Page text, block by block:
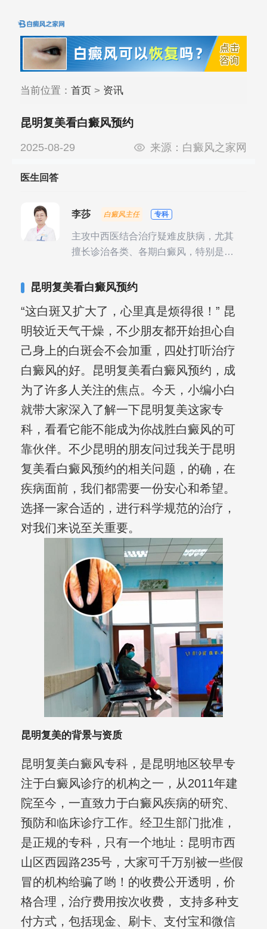
当前位置： 首页> 资讯
昆明复美看白癜风预约
2025-08-29 来源： 白癜风之家网
医生回答
李莎 白癜风主任 专科
主攻中西医结合治疗疑难皮肤病，尤其
擅长诊治各类、各期白癜风，特别是对
复发期;临床运用中医的辨证施治，理法
昆明复美看白癜风预约
“这白斑又扩大了，心里真是烦得很！” 昆
明较近天气干燥，不少朋友都开始担心自
己身上的白斑会不会加重，四处打听治疗
白癜风的好。昆明复美看白癜风预约，成
为了许多人关注的焦点。今天，小编小白
就带大家深入了解一下昆明复美这家专
科，看看它能不能成为你战胜白癜风的可
靠伙伴。不少昆明的朋友问过我关于昆明
复美看白癜风预约的相关问题，的确，在
疾病面前，我们都需要一份安心和希望。
选择一家合适的，进行科学规范的治疗，
对我们来说至关重要。
昆明复美的背景与资质
昆明复美白癜风专科，是昆明地区较早专
注于白癜风诊疗的机构之一，从2011年建
院至今，一直致力于白癜风疾病的研究、
预防和临床诊疗工作。经卫生部门批准，
是正规的专科，只有一个地址：昆明市西
山区西园路235号，大家可千万别被一些假
冒的机构给骗了哟！的收费公开透明，价
格合理，治疗费用按次收费， 支持多种支
付方式，包括现金、刷卡、支付宝和微信